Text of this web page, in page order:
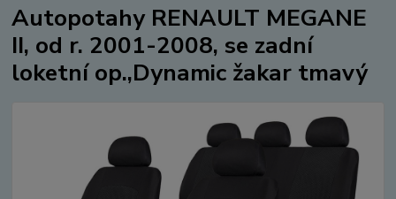
Autopotahy RENAULT MEGANE
II, od r. 2001-2008, se zadní
loketní op.,Dynamic žakar tmavý